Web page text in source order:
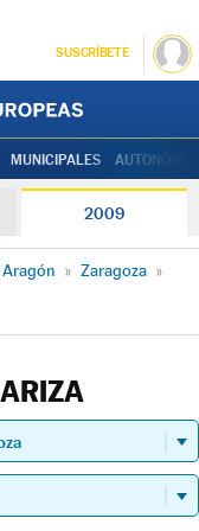
SUSCRÍBETE
MUNICIPALES
2009
Aragón » Zaragoza »